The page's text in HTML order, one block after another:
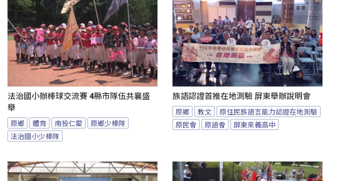
法治國小辦棒球交流賽 4縣市隊伍共襄盛
舉
原鄉 體育 南投仁愛
原鄉少棒隊
法治國小少棒隊
族語認證首推在地測驗 屏東舉辦說明會
原鄉 教文
原住民族語言能力認證在地測驗
原民會
原語會 屏東來義高中